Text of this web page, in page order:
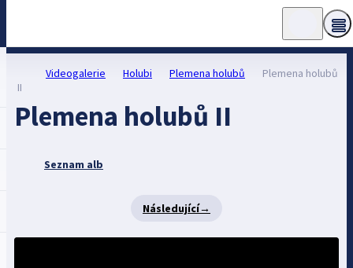
Videogalerie Holubi Plemena holubů
Plemena holubů
II
Plemena holubů II
Seznam alb
Následující→